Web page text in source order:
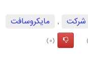
شركت ,
مایكروسافت
(0)